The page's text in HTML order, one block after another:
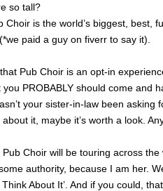
so tall?
Choir is the world’s biggest, best,
paid a guy on fiverr to say it).
Pub Choir is an opt-in
PROBABLY should come and
your sister-in-law been
it, maybe it’s worth a look.
Choir will be touring across
authority, because I am her.
About It’. And if you could,